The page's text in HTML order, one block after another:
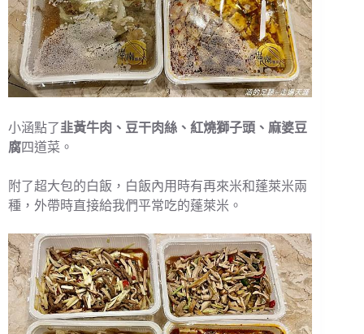
小涵點了韭黃牛肉、豆干肉絲、紅燒獅子頭、麻婆豆
腐四道菜。
附了超大包的白飯，白飯內用時有再來米和蓬萊米兩
種，外帶時直接給我們平常吃的蓬萊米。